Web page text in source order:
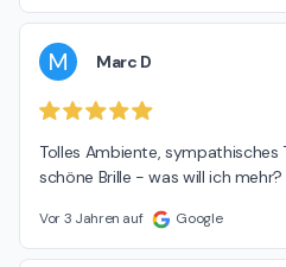
M Marc D
Tolles Ambiente, sympathisches
schöne Brille - was will ich mehr?
Vor 3 Jahren auf Google